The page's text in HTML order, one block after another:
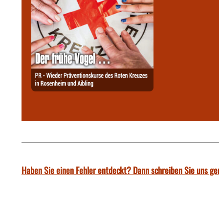
Haben Sie einen Fehler entdeckt? Dann schreiben Sie uns